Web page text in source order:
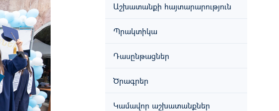
Աշխատանքի հայտարարություն
Պրակտիկա
Դասընթացներ
Ծրագրեր
Կամավոր աշխատանքներ